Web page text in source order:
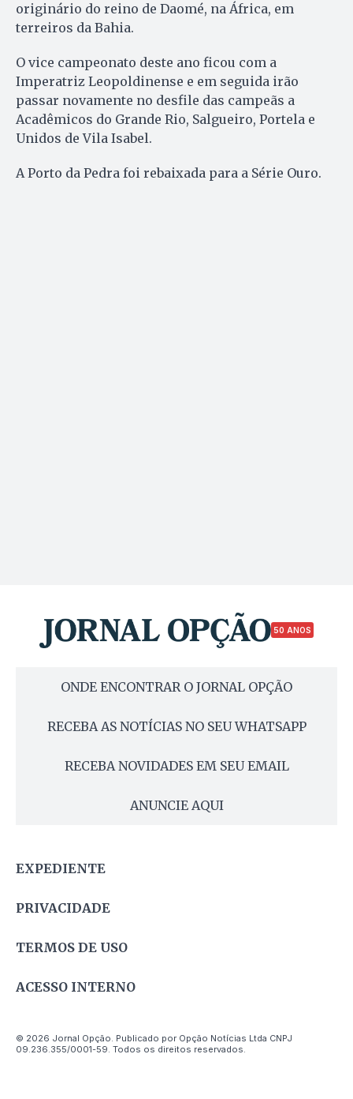
originário do reino de Daomé, na África, em
terreiros da Bahia.
O vice campeonato deste ano ficou com a
Imperatriz Leopoldinense e em seguida irão
passar novamente no desfile das campeãs a
Acadêmicos do Grande Rio, Salgueiro, Portela e
Unidos de Vila Isabel.
A Porto da Pedra foi rebaixada para a Série Ouro.
50 ANOS
ONDE ENCONTRAR O JORNAL OPÇÃO
RECEBA AS NOTÍCIAS NO SEU WHATSAPP
RECEBA NOVIDADES EM SEU EMAIL
ANUNCIE AQUI
EXPEDIENTE
PRIVACIDADE
TERMOS DE USO
ACESSO INTERNO
© 2026 Jornal Opção. Publicado por Opção Notícias Ltda CNPJ
09.236.355/0001-59. Todos os direitos reservados.